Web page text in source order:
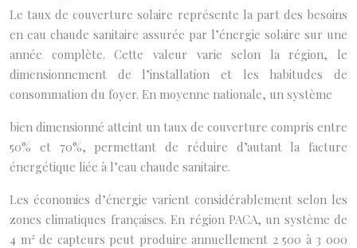
Le taux de couverture solaire représente la part des besoins
en eau chaude sanitaire assurée par l’énergie solaire sur une
année complète. Cette valeur varie selon la région, le
dimensionnement de l’installation et les habitudes de
consommation du foyer. En moyenne nationale, un système
bien dimensionné atteint un taux de couverture compris entre
50% et 70%, permettant de réduire d’autant la facture
énergétique liée à l’eau chaude sanitaire.
Les économies d’énergie varient considérablement selon les
zones climatiques françaises. En région PACA, un système de
4 m² de capteurs peut produire annuellement 2 500 à 3 000